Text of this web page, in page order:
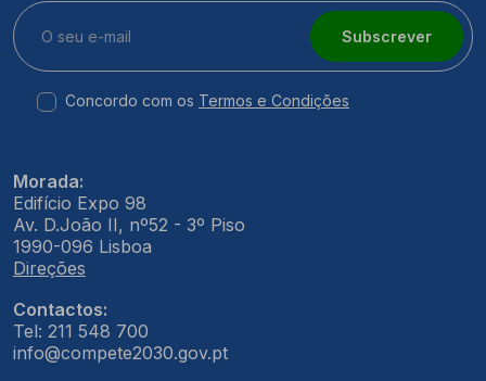
Subscrever
Concordo com os Termos e Condições
Morada:
Edifício Expo 98
Av. D.João II, nº52 - 3º Piso
1990-096 Lisboa
Direções
Contactos:
Tel: 211 548 700
info@compete2030.gov.pt